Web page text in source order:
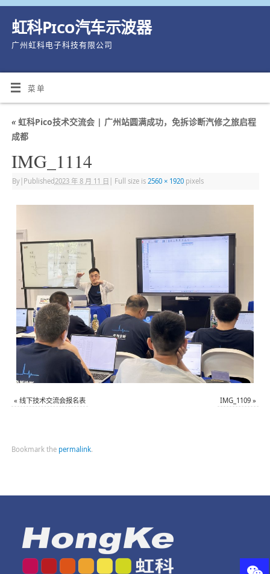
虹科Pico汽车示波器
广州虹科电子科技有限公司
菜单
«虹科Pico技术交流会 | 广州站圆满成功，免拆诊断汽修之旅启程
成都
IMG_1114
By| Published 2023 年 8 月 11 日 Full size is 2560 × 1920pixels
« 线下技术交流会报名表 IMG_1109 »
Bookmark the permalink.